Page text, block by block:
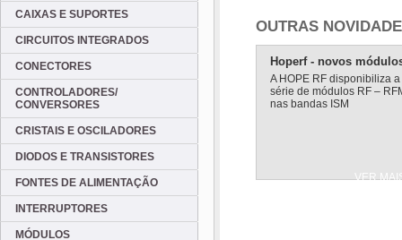
OUTRAS
Hoperf - novos
A HOPE RF disponibiliza
série de módulos RF –
nas bandas ISM
VER
CAIXAS E SUPORTES
CIRCUITOS INTEGRADOS
CONECTORES
CONTROLADORES/
CONVERSORES
CRISTAIS E OSCILADORES
DIODOS E TRANSISTORES
FONTES DE ALIMENTAÇÃO
INTERRUPTORES
MÓDULOS